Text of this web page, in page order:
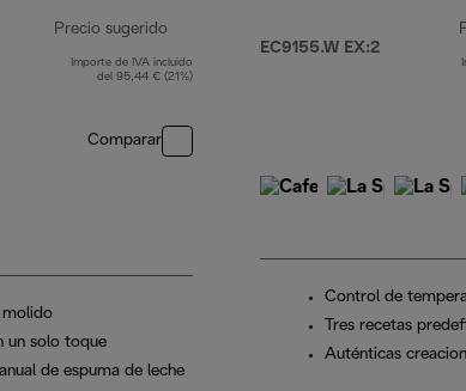
Precio sugerido
precio original 699,90 €
Importe de IVA incluido
del 95,44 € (21%)
Comparar
molido
un solo toque
de espuma de leche
EC9155.W EX:2
Control de
Tres recetas
Auténticas